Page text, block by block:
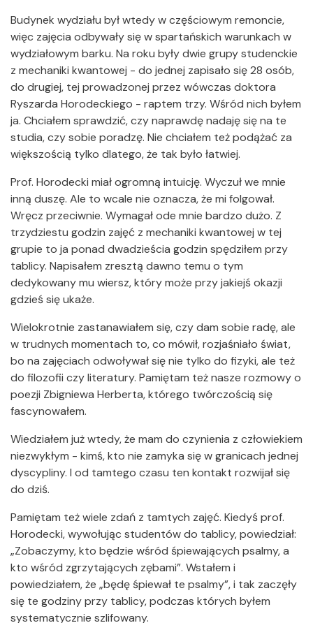
Budynek wydziału był wtedy w częściowym remoncie,
więc zajęcia odbywały się w spartańskich warunkach w
wydziałowym barku. Na roku były dwie grupy studenckie
z mechaniki kwantowej - do jednej zapisało się 28 osób,
do drugiej, tej prowadzonej przez wówczas doktora
Ryszarda Horodeckiego - raptem trzy. Wśród nich byłem
ja. Chciałem sprawdzić, czy naprawdę nadaję się na te
studia, czy sobie poradzę. Nie chciałem też podążać za
większością tylko dlatego, że tak było łatwiej.
Prof. Horodecki miał ogromną intuicję. Wyczuł we mnie
inną duszę. Ale to wcale nie oznacza, że mi folgował.
Wręcz przeciwnie. Wymagał ode mnie bardzo dużo. Z
trzydziestu godzin zajęć z mechaniki kwantowej w tej
grupie to ja ponad dwadzieścia godzin spędziłem przy
tablicy. Napisałem zresztą dawno temu o tym
dedykowany mu wiersz, który może przy jakiejś okazji
gdzieś się ukaże.
Wielokrotnie zastanawiałem się, czy dam sobie radę, ale
w trudnych momentach to, co mówił, rozjaśniało świat,
bo na zajęciach odwoływał się nie tylko do fizyki, ale też
do filozofii czy literatury. Pamiętam też nasze rozmowy o
poezji Zbigniewa Herberta, którego twórczością się
fascynowałem.
Wiedziałem już wtedy, że mam do czynienia z człowiekiem
niezwykłym - kimś, kto nie zamyka się w granicach jednej
dyscypliny. I od tamtego czasu ten kontakt rozwijał się
do dziś.
Pamiętam też wiele zdań z tamtych zajęć. Kiedyś prof.
Horodecki, wywołując studentów do tablicy, powiedział:
„Zobaczymy, kto będzie wśród śpiewających psalmy, a
kto wśród zgrzytających zębami”. Wstałem i
powiedziałem, że „będę śpiewał te psalmy”, i tak zaczęły
się te godziny przy tablicy, podczas których byłem
systematycznie szlifowany.